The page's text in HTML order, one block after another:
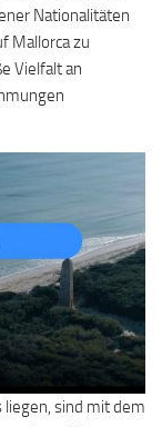
Nationalitäten
Mallorca zu
Vielfalt an
liegen, sind mit dem